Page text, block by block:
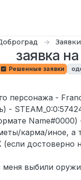
Заявки
заявка
Решенные заявки
персонажа -
-
Name#0000)
карма/иное,
достоверно
выбили